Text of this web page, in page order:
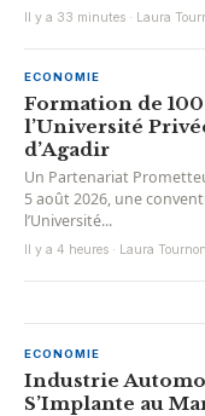
Il y a 33 minutes · Laura
ECONOMIE
Formation de
l’Université
d’Agadir
Un Partenariat
5 août 2026, une
l’Université...
Il y a 4 heures · Laura Tournon
ECONOMIE
Industrie
S’Implante au